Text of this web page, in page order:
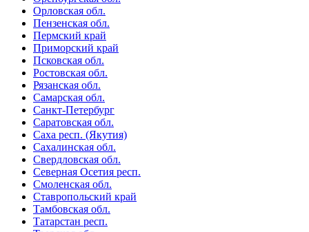
Орловская обл.
Пензенская обл.
Пермский край
Приморский край
Псковская обл.
Ростовская обл.
Рязанская обл.
Самарская обл.
Санкт-Петербург
Саратовская обл.
Саха респ. (Якутия)
Сахалинская обл.
Свердловская обл.
Северная Осетия респ.
Смоленская обл.
Ставропольский край
Тамбовская обл.
Татарстан респ.